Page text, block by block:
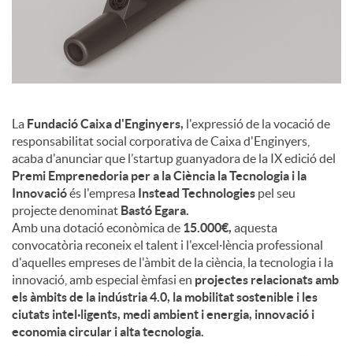
n
t
i
n
g
u
La Fundació Caixa d'Enginyers, l'expressió de la vocació de
responsabilitat social corporativa de Caixa d'Enginyers,
acaba d'anunciar que l’startup guanyadora de la IX edició del
Premi Emprenedoria per a la Ciència la Tecnologia i la
Innovacióés l'empresa Instead Technologies pel seu
projecte denominat Bastó Egara.
Amb una dotació econòmica de 15.000€, aquesta
convocatòria reconeix el talent i l'excel·lència professional
d'aquelles empreses de l'àmbit de la ciència, la tecnologia i la
innovació, amb especial èmfasi en projectes relacionats amb
els àmbits de la indústria 4.0, la mobilitat sostenible i les
ciutats intel·ligents, medi ambient i energia, innovació i
economia circular i alta tecnologia.